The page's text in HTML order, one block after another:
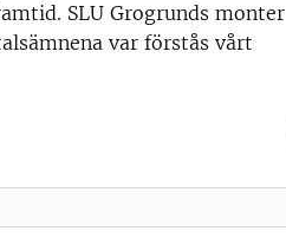
SLU Grogrunds monter
var förstås vårt